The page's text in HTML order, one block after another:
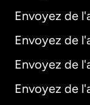
Envoyez de
Envoyez de
Envoyez de
Envoyez de